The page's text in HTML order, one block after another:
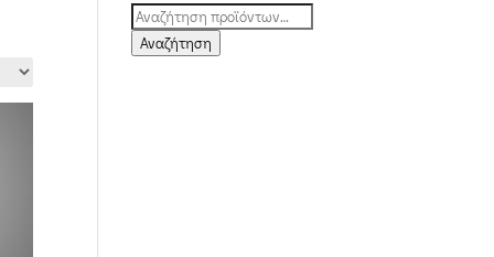
Αναζήτηση
για:
Αναζήτηση